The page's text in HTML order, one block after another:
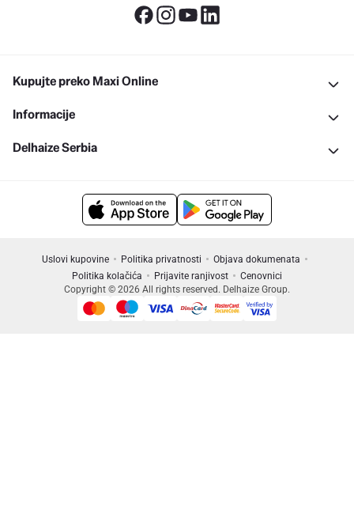
Kupujte preko Maxi Online
Informacije
Delhaize Serbia
Uslovi kupovine Politika privatnosti
Objava dokumenata
Politika kolačića
Prijavite ranjivost
Cenovnici
Copyright © 2026 All rights reserved. Delhaize Group.